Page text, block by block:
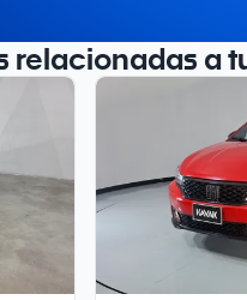
relacionadas a